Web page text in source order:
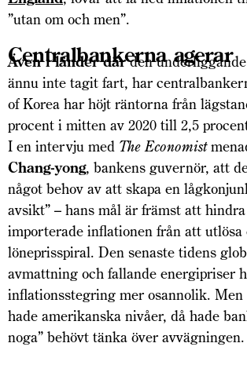
”utan om och men”.
Centralbankerna agerar
Även i länder därden
ännu inte tagit fart, har
of Korea har höjt räntorna från
procent i mitten av 2020 till 2,5
I en intervju med The Economist
Chang-yong, bankens guvernör, att
något behov av att skapa en
avsikt” – hans mål är främst att
importerade inflationen från att utlösa
löneprisspiral. Den senaste tidens
avmattning och fallande energipriser
inflationsstegring mer osannolik.
hade amerikanska nivåer, då hade
noga” behövt tänka över avvägningen.